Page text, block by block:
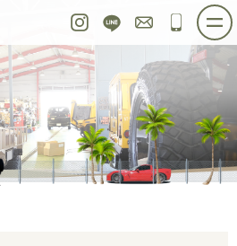
Instagram
LINE お問い合わせ
048-
情報 ご購入プラン
販売 買取＆オーダー
介 会社概要
報 公式ブログ